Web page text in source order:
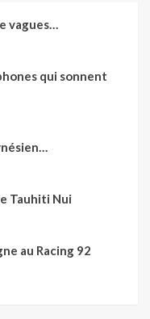
vagues…
qui sonnent
Tauhiti Nui
au Racing 92